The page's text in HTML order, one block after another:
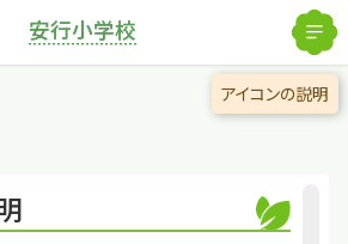
安行小学校
アラカシ
アラカシ
解除
アイコンの説明